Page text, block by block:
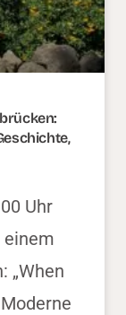
Uhr
einem
„When